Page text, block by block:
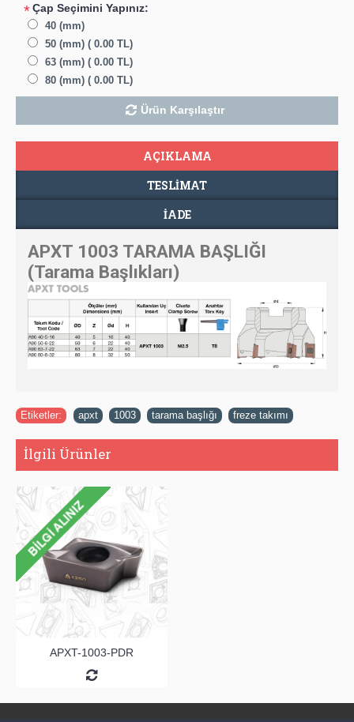
*Çap Seçimini Yapınız:
40 (mm)
50 (mm) ( 0.00 TL)
63 (mm) ( 0.00 TL)
80 (mm) ( 0.00 TL)
Ürün Karşılaştır
AÇIKLAMA
TESLIMAT
İADE
APXT 1003 TARAMA BAŞLIĞI
(Tarama Başlıkları)
Etiketler: apxt 1003 tarama başlığı freze takımı
İlgili Ürünler
APXT-1003-PDR